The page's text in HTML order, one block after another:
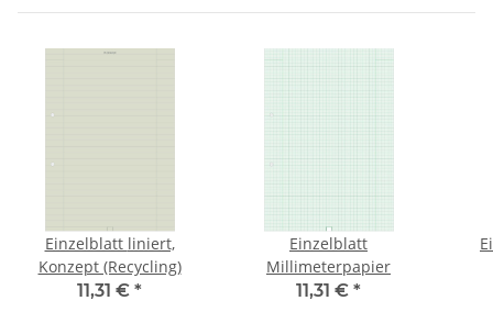
Einzelblatt liniert,
Konzept (Recycling)
11,31 € *
Einzelblatt
Millimeterpapier
11,31 € *